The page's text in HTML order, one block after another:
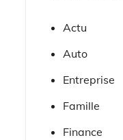
Actu
Auto
Entreprise
Famille
Finance